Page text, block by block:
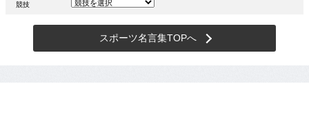
競技
スポーツ名言集TOPへ